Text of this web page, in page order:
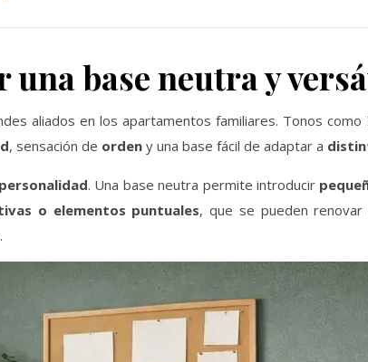
una base neutra y
aliados en los apartamentos familiares. Tonos como
, sensación de orden y una base fácil de adaptar a
personalidad. Una base neutra permite introducir
o elementos puntuales, que se pueden